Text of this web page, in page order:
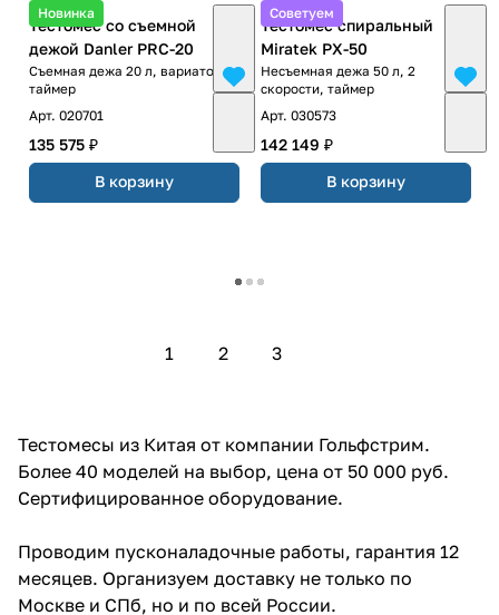
Новинка
Тестомес со съемной
дежoй Danler PRC-20
Съемная дежа 20 л, вариатор,
таймер
Арт. 020701
135 575 ₽
В корзину
Советуем
Тестомес спиральный
Miratek PX-50
Несъемная дежа 50 л, 2
скорости, таймер
Арт. 030573
142 149 ₽
В корзину
Загрузить еще
1 2 3
Тестомесы из Китая от компании Гольфстрим.
Более 40 моделей на выбор, цена от 50 000 руб.
Сертифицированное оборудование.
Проводим пусконаладочные работы, гарантия 12
месяцев. Организуем доставку не только по
Москве и СПб, но и по всей России.